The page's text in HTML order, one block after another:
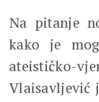
Na pitanje
kako je
Vlaisavljević